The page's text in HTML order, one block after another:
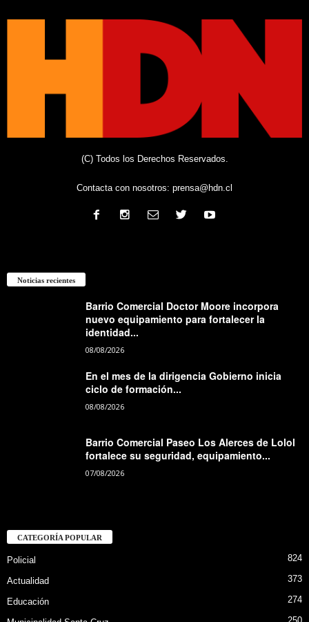
(C) Todos los Derechos Reservados.
Contacta con nosotros: prensa@hdn.cl
Noticias recientes
Barrio Comercial Doctor Moore incorpora
nuevo equipamiento para fortalecer la
identidad...
08/08/2026
En el mes de la dirigencia Gobierno inicia
ciclo de formación...
08/08/2026
Barrio Comercial Paseo Los Alerces de Lolol
fortalece su seguridad, equipamiento...
07/08/2026
CATEGORÍA POPULAR
Policial 824
Actualidad 373
Educación 274